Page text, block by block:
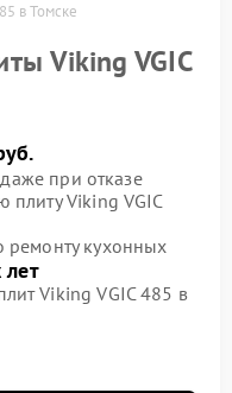
в Томске
Viking VGIC
даже при отказе
плиту Viking VGIC
ремонту кухонных
Viking VGIC 485 в